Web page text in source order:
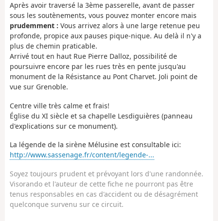
Après avoir traversé la 3ème passerelle, avant de passer
sous les soutènements, vous pouvez monter encore mais
prudemment : Vous arrivez alors à une large retenue peu
profonde, propice aux pauses pique-nique. Au delà il n'y a
plus de chemin praticable.
Arrivé tout en haut Rue Pierre Dalloz, possibilité de
poursuivre encore par les rues très en pente jusqu'au
monument de la Résistance au Pont Charvet. Joli point de
vue sur Grenoble.
Centre ville très calme et frais!
Église du XI siècle et sa chapelle Lesdiguières (panneau
d'explications sur ce monument).
La légende de la sirène Mélusine est consultable ici:
http://www.sassenage.fr/content/legende-...
Soyez toujours prudent et prévoyant lors d'une randonnée.
Visorando et l'auteur de cette fiche ne pourront pas être
tenus responsables en cas d'accident ou de désagrément
quelconque survenu sur ce circuit.